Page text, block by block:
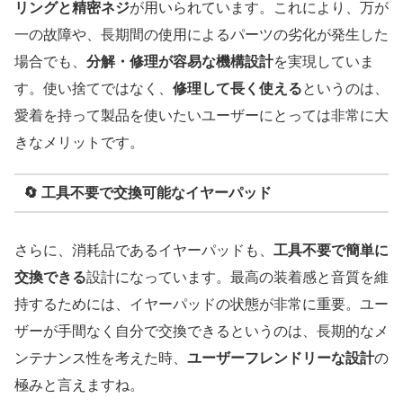
リングと精密ネジが用いられています。これにより、万が
一の故障や、長期間の使用によるパーツの劣化が発生した
場合でも、 分解・修理が容易な機構設計を実現していま
す。使い捨てではなく、 修理して長く使えるというのは、
愛着を持って製品を使いたいユーザーにとっては非常に大
きなメリットです。
🔄 工具不要で交換可能なイヤーパッド
さらに、消耗品であるイヤーパッドも、 工具不要で簡単に
交換できる設計になっています。最高の装着感と音質を維
持するためには、イヤーパッドの状態が非常に重要。ユー
ザーが手間なく自分で交換できるというのは、長期的なメ
ンテナンス性を考えた時、 ユーザーフレンドリーな設計の
極みと言えますね。